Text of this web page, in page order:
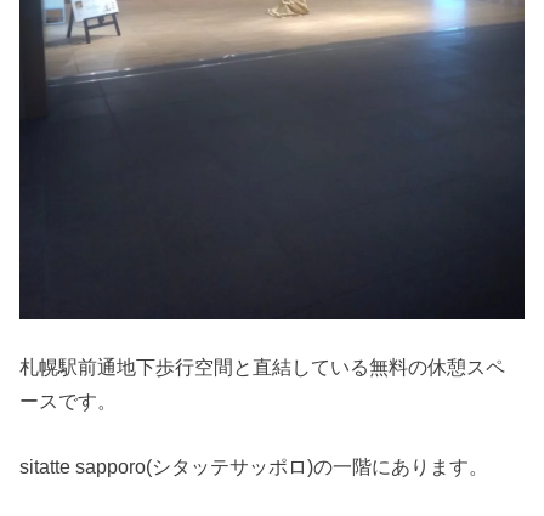
札幌駅前通地下歩行空間と直結している無料の休憩スペ
ースです。
sitatte sapporo(シタッテサッポロ)の一階にあります。